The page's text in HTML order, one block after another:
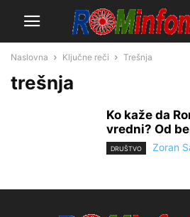
Naslovna Ključne reči Trešnja
trešnja
Ko kaže da
vredni? Od
DRUŠTVO Zoran